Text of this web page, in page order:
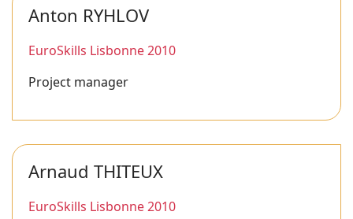
Anton RYHLOV
EuroSkills Lisbonne 2010
Project manager
Arnaud THITEUX
EuroSkills Lisbonne 2010